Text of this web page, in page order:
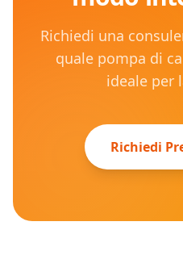
Richiedi una
quale pompa di
ideale per
Richiedi